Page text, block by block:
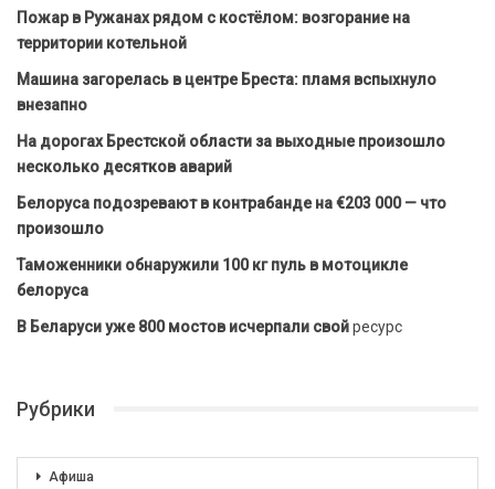
Пожар в Ружанах рядом с костёлом: возгорание на
территории котельной
Машина загорелась в центре Бреста: пламя вспыхнуло
внезапно
На дорогах Брестской области за выходные произошло
несколько десятков аварий
Белоруса подозревают в контрабанде на €203 000 — что
произошло
Таможенники обнаружили 100 кг пуль в мотоцикле
белоруса
В Беларуси уже 800 мостов исчерпали свойресурс
Рубрики
Афиша